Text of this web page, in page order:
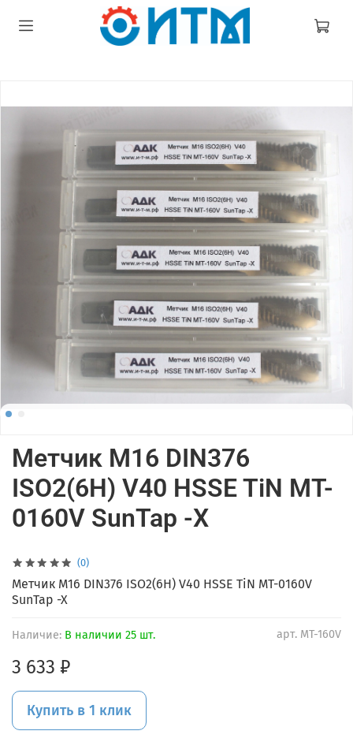
(0)
арт. MT-160V
Наличие: В наличии 25 шт.
Метчик M16 DIN376
ISO2(6H) V40 HSSE TiN MT-
0160V SunTap -X
3 633 ₽
Купить в 1 клик
Метчик M16 DIN376 ISO2(6H) V40 HSSE TiN MT-0160V
SunTap -X